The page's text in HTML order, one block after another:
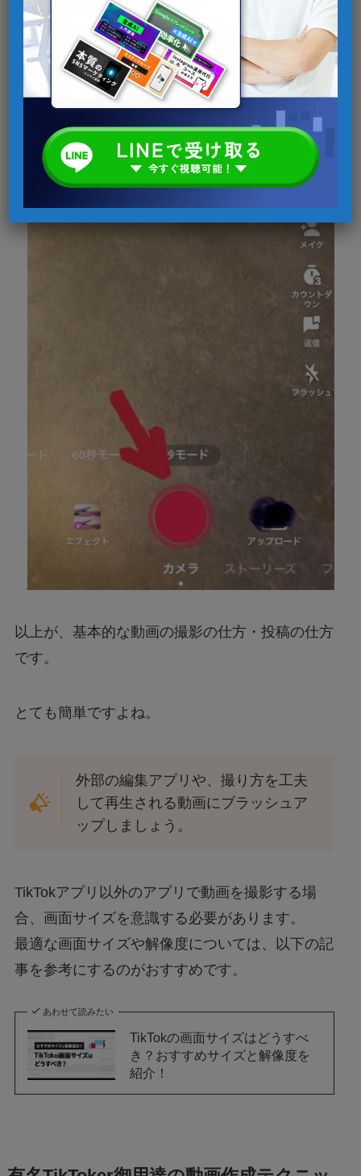
プロードができます。
以上が、基本的な動画の撮影の仕方・投稿の仕方
です。
とても簡単ですよね。
外部の編集アプリや、撮り方を工夫
して再生される動画にブラッシュア
ップしましょう。
TikTokアプリ以外のアプリで動画を撮影する場
合、画面サイズを意識する必要があります。
最適な画面サイズや解像度については、以下の記
事を参考にするのがおすすめです。
あわせて読みたい
TikTokの画面サイズはどうすべ
き？おすすめサイズと解像度を
紹介！